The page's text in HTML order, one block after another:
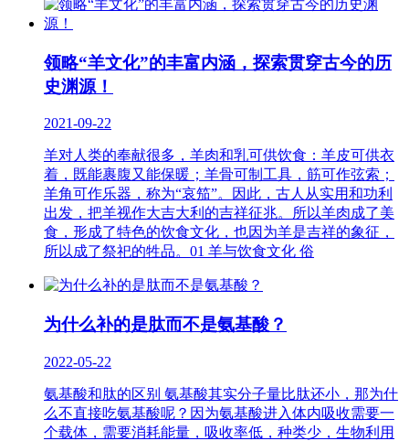
领略“羊文化”的丰富内涵，探索贯穿古今的历
史渊源！
2021-09-22
羊对人类的奉献很多，羊肉和乳可供饮食：羊皮可供衣
着，既能裹腹又能保暖；羊骨可制工具，筋可作弦索；
羊角可作乐器，称为“哀笳”。因此，古人从实用和功利
出发，把羊视作大吉大利的吉祥征兆。所以羊肉成了美
食，形成了特色的饮食文化，也因为羊是吉祥的象征，
所以成了祭祀的牲品。01 羊与饮食文化 俗
为什么补的是肽而不是氨基酸？
2022-05-22
氨基酸和肽的区别 氨基酸其实分子量比肽还小，那为什
么不直接吃氨基酸呢？因为氨基酸进入体内吸收需要一
个载体，需要消耗能量，吸收率低，种类少，生物利用